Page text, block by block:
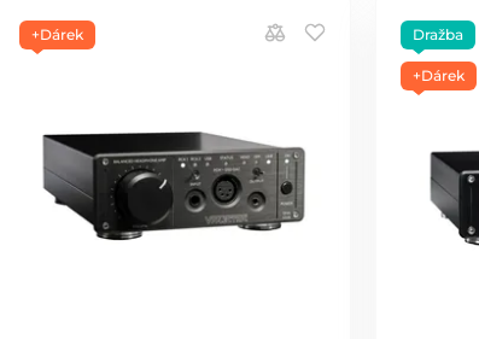
+Dárek Dražba
+Dárek